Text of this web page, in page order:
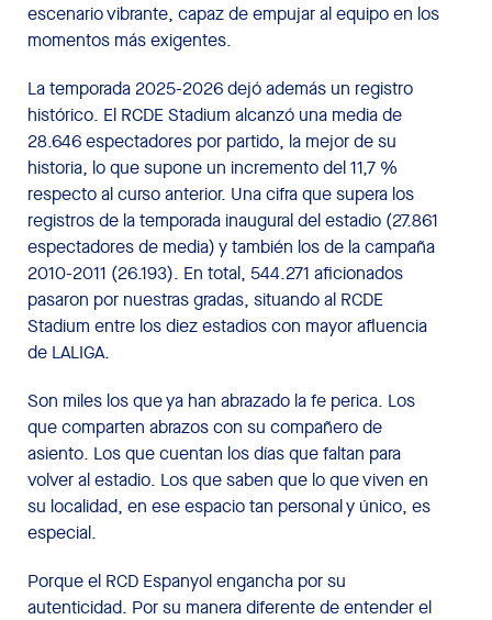
escenario vibrante, capaz de empujar al equipo en los
momentos más exigentes.
La temporada 2025-2026 dejó además un registro
histórico. El RCDE Stadium alcanzó una media de
28.646 espectadores por partido, la mejor de su
historia, lo que supone un incremento del 11,7 %
respecto al curso anterior. Una cifra que supera los
registros de la temporada inaugural del estadio (27.861
espectadores de media) y también los de la campaña
2010-2011 (26.193). En total, 544.271 aficionados
pasaron por nuestras gradas, situando al RCDE
Stadium entre los diez estadios con mayor afluencia
de LALIGA.
Son miles los que ya han abrazado la fe perica. Los
que comparten abrazos con su compañero de
asiento. Los que cuentan los días que faltan para
volver al estadio. Los que saben que lo que viven en
su localidad, en ese espacio tan personal y único, es
especial.
Porque el RCD Espanyol engancha por su
autenticidad. Por su manera diferente de entender el